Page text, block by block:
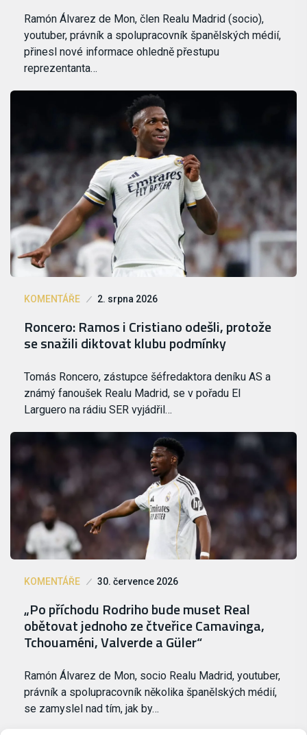
Ramón Álvarez de Mon, člen Realu Madrid (socio),
youtuber, právník a spolupracovník španělských médií,
přinesl nové informace ohledně přestupu
reprezentanta…
KOMENTÁŘE 2. srpna 2026
Roncero: Ramos i Cristiano odešli, protože
se snažili diktovat klubu podmínky
Tomás Roncero, zástupce šéfredaktora deníku AS a
známý fanoušek Realu Madrid, se v pořadu El
Larguero na rádiu SER vyjádřil…
KOMENTÁŘE 30. července 2026
„Po příchodu Rodriho bude muset Real
obětovat jednoho ze čtveřice Camavinga,
Tchouaméni, Valverde a Güler“
Ramón Álvarez de Mon, socio Realu Madrid, youtuber,
právník a spolupracovník několika španělských médií,
se zamyslel nad tím, jak by…